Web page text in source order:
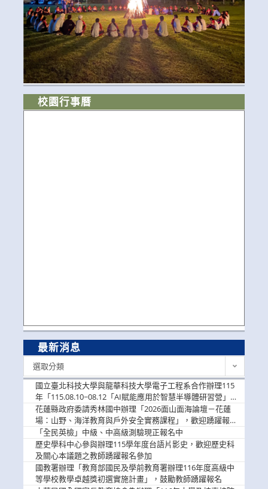
校園行事曆
最新消息
選取分類
國立臺北科技大學與龍華科技大學電子工程系合作辦理115
年「115.08.10~08.12「AI賦能應用於智慧半導體研習營」，
歡迎學生踴躍報名參加
花蓮縣政府委請秀林國中辦理「2026面山面海論壇－花蓮
場：山野、海洋教育與戶外安全實務課程」，歡迎踴躍報名
參加
「全民英檢」中級、中高級測驗現正報名中
歷史學科中心參與辦理115學年度台語片影史，歡迎歷史科
及關心本議題之教師踴躍報名參加
國教署辦理「教育部國民及學前教育署辦理116年度高級中
等學校教學卓越獎初選實施計畫」，鼓勵教師踴躍報名